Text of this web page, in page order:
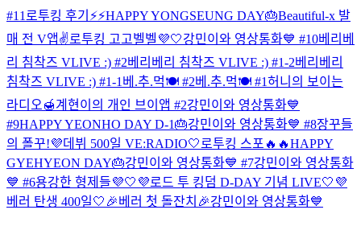
#11 로투킹 후기⚡️⚡️HAPPY YONGSEUNG DAY🎂Beautiful-x 발
매 전 V앱✌️로투킹 고고벨벨💜🤍강민이와 영상통화💙 #10베리베
리 침착즈 VLIVE :) #2베리베리 침착즈 VLIVE :) #1-2베리베리
침착즈 VLIVE :) #1-1 베.추.먹🍽 #2베.추.먹🍽 #1허니의 보이는
라디오🍯계현이의 개인 브이앱 #2강민이와 영상통화💙
#9HAPPY YEONHO DAY D-1🎂강민이와 영상통화💙 #8장꾸들
의 폴꾸!💜데뷔 500일 VE:RADIO🤍 로투킹 스포🔥🔥HAPPY
GYEHYEON DAY🎂강민이와 영상통화💙 #7강민이와 영상통화
💙 #6용강한 형제들💜🤍 💜로드 투 킹덤 D-DAY 기념 LIVE🤍 💜
베러 탄생 400일🤍 🎉베러 첫 돌잔치🎉강민이와 영상통화💙